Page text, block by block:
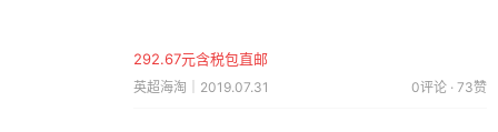
292.67元含税包直邮
英超海淘｜2019.07.31 0评论 · 73赞